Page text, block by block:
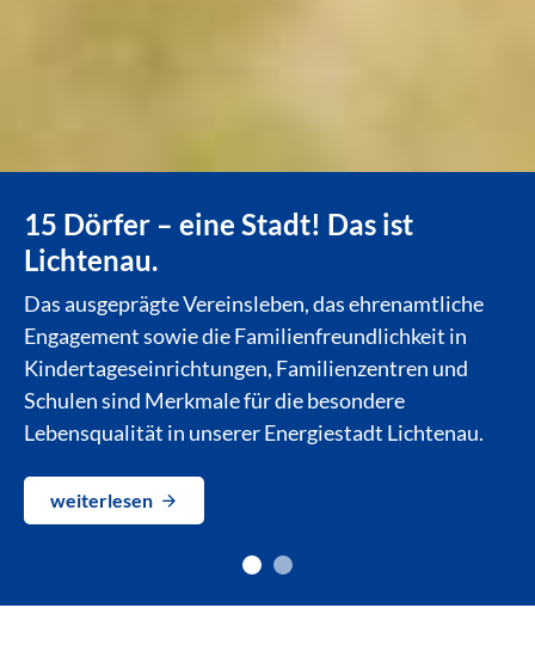
15 Dörfer – eine Stadt! Das ist
Lichtenau.
Das ausgeprägte Vereinsleben, das ehrenamtliche
Engagement sowie die Familienfreundlichkeit in
Kindertageseinrichtungen, Familienzentren und
Schulen sind Merkmale für die besondere
Lebensqualität in unserer Energiestadt Lichtenau.
weiterlesen